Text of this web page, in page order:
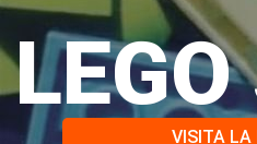
VISITA LA